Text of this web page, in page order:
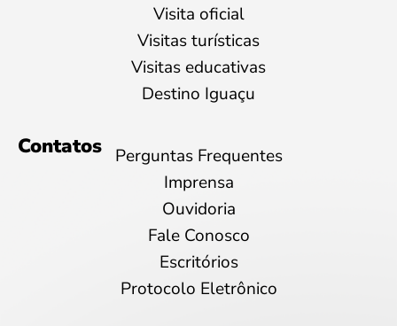
Visita oficial
Visitas turísticas
Visitas educativas
Destino Iguaçu
Contatos
Perguntas Frequentes
Imprensa
Ouvidoria
Fale Conosco
Escritórios
Protocolo Eletrônico